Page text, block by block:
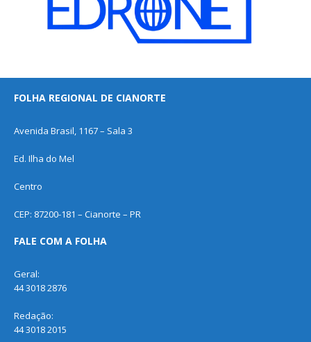
FOLHA REGIONAL DE CIANORTE
Avenida Brasil, 1167 – Sala 3
Ed. Ilha do Mel
Centro
CEP: 87200-181 – Cianorte – PR
FALE COM A FOLHA
Geral:
44 3018 2876
Redação:
44 3018 2015